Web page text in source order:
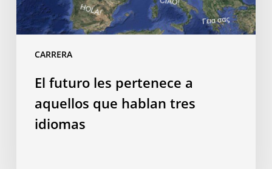
CARRERA
idiomas
El futuro les pertenece a
aquellos que hablan tres
idiomas